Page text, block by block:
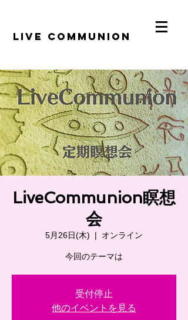
​LiVE COMMUNION
LiveCommunion瞑想
会
5月26日(木)
  |
オンライン
今回のテーマは
受付停止
他のイベントを見る